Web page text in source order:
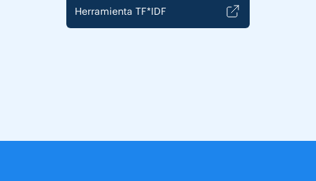
Herramienta TF*IDF